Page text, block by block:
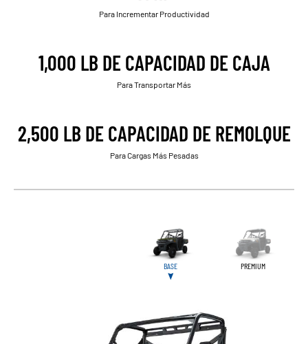
Para Incrementar Productividad
1,000 LB DE CAPACIDAD DE CAJA
Para Transportar Más
2,500 LB DE CAPACIDAD DE REMOLQUE
Para Cargas Más Pesadas
BASE PREMIUM